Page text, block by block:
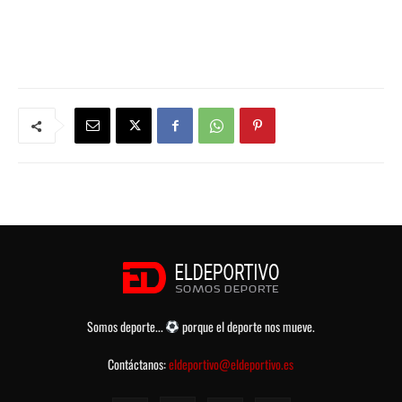
Somos deporte...
porque el deporte nos mueve.
Contáctanos:eldeportivo@eldeportivo.es